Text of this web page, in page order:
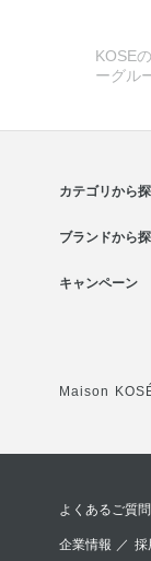
KOSE
ーグル
カテゴリから
ブランドから
キャンペーン
Maison
よくあるご質問
企業情報 ／採